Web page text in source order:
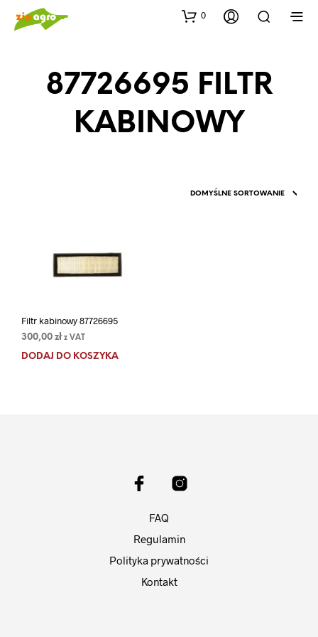
0
87726695 FILTR
KABINOWY
Filtr kabinowy 87726695
300,00 zł z VAT
DODAJ DO KOSZYKA
FAQ
Regulamin
Polityka prywatności
Kontakt